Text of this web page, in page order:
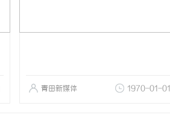
青田新媒体 1970-01-01